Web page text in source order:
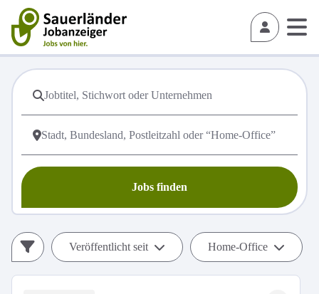
Jobs finden
Veröffentlicht seit Home-Office